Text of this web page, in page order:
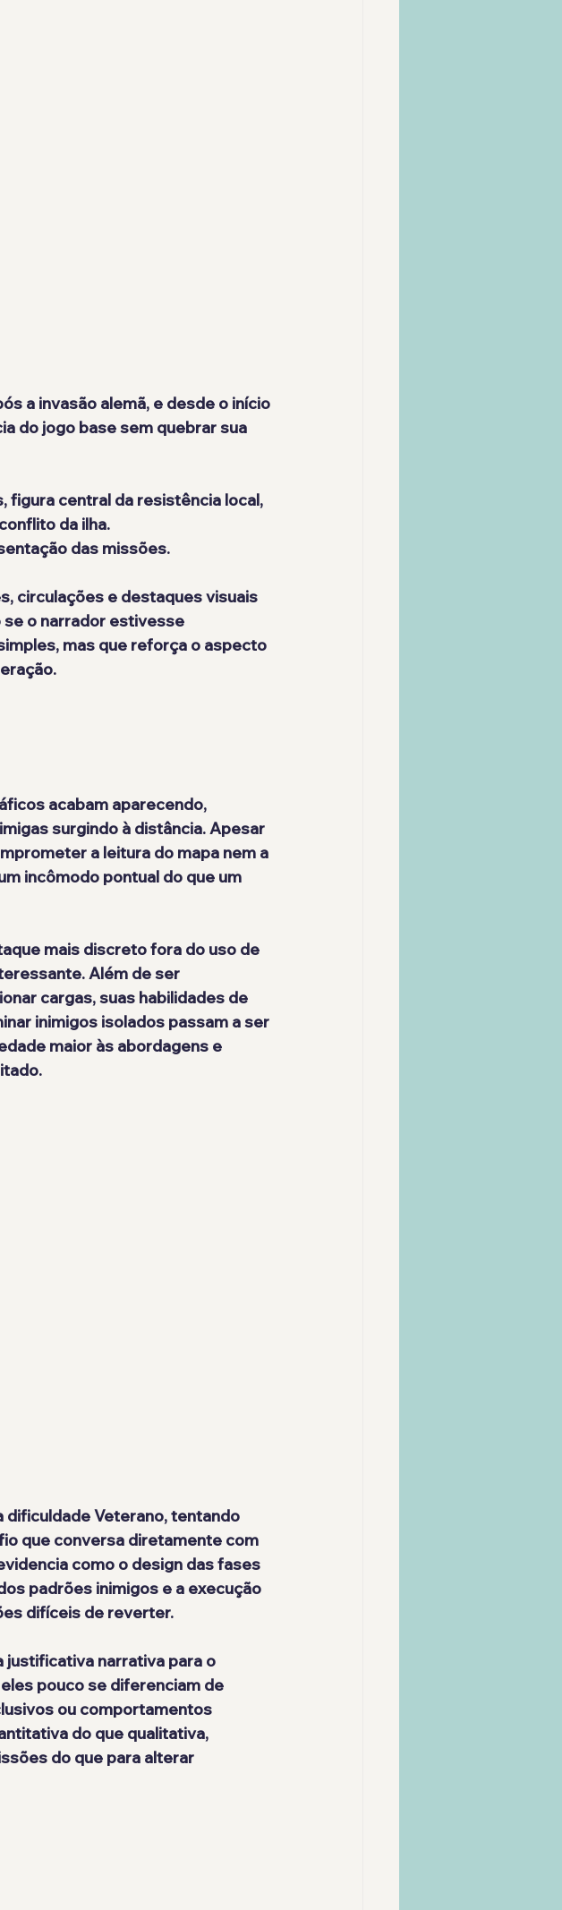
a invasão alemã, e desde o início
do jogo base sem quebrar sua
, figura central da resistência local,
da ilha.
das missões.
circulações e destaques visuais
o narrador estivesse
mas que reforça o aspecto
acabam aparecendo,
surgindo à distância. Apesar
a leitura do mapa nem a
incômodo pontual do que um
mais discreto fora do uso de
Além de ser
cargas, suas habilidades de
inimigos isolados passam a ser
maior às abordagens e
dificuldade Veterano, tentando
que conversa diretamente com
como o design das fases
padrões inimigos e a execução
difíceis de reverter.
justificativa narrativa para o
pouco se diferenciam de
ou comportamentos
do que qualitativa,
do que para alterar